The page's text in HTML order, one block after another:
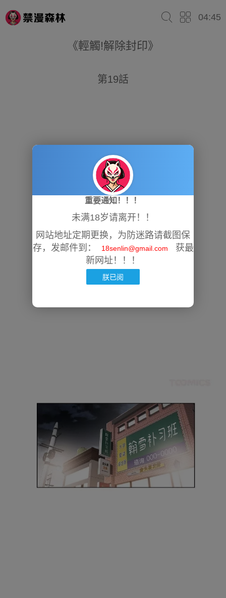
04:45
《輕觸!解除封印》
第19話
重要通知！！！
未满18岁请离开！！
网站地址定期更换，为防迷路请截图保
存，发邮件到：
18senlin@gmail.com
获最
新网址！！！
朕已阅